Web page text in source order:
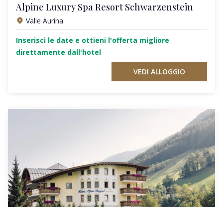
Alpine Luxury Spa Resort Schwarzenstein
Valle Aurina
Inserisci le date e ottieni l'offerta migliore
direttamente dall'hotel
VEDI ALLOGGIO